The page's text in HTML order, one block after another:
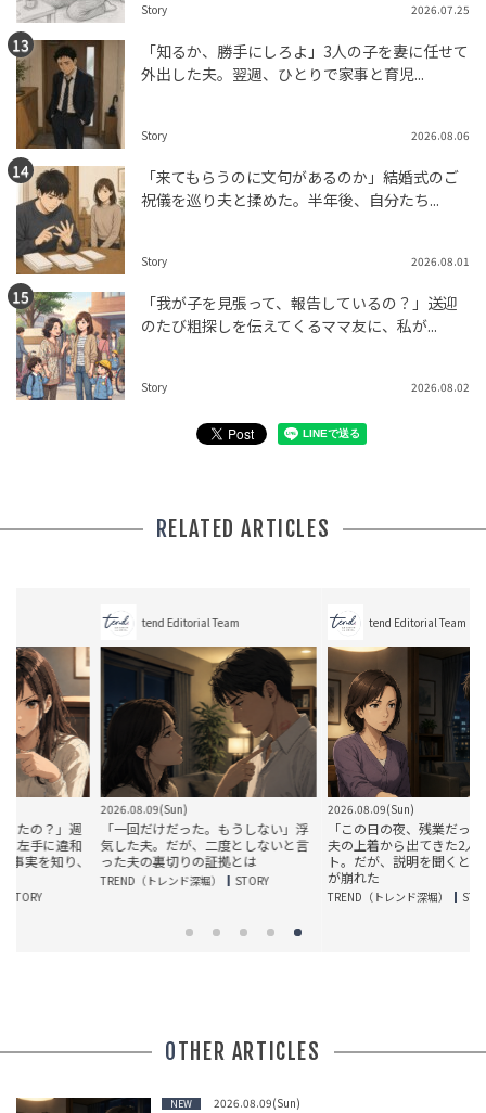
Story 2026.07.25
「知るか、勝手にしろよ」3人の子を妻に任せて
外出した夫。翌週、ひとりで家事と育児...
Story 2026.08.06
「来てもらうのに文句があるのか」結婚式のご
祝儀を巡り夫と揉めた。半年後、自分たち...
Story 2026.08.01
「我が子を見張って、報告しているの？」送迎
のたび粗探しを伝えてくるママ友に、私が...
Story 2026.08.02
RELATED ARTICLES
、
tend Editorial Team
2026.08.09(Sun)
「一回だけだった。もうしない」浮
気した夫。だが、二度としないと言
った夫の裏切りの証拠とは
TREND（トレンド深堀） STORY
tend Editorial Team
2026.08.09(Sun)
「この日の夜、残業だったよね？」
夫の上着から出てきた2人分のレシー
ト。だが、説明を聞くと半年間の嘘
が崩れた
TREND（トレンド深堀） STORY
OTHER ARTICLES
NEW 2026.08.09(Sun)